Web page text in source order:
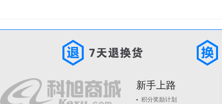
新手上路
积分奖励计划